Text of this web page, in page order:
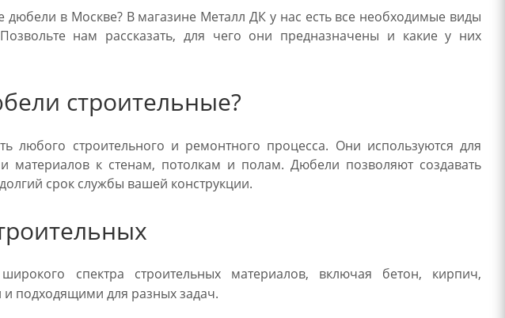
в Москве? В магазине Металл ДК у нас есть все необходимые виды
нам рассказать, для чего они предназначены и какие у них
строительные?
любого строительного и ремонтного процесса. Они используются для
материалов к стенам, потолкам и полам. Дюбели позволяют создавать
срок службы вашей конструкции.
спектра строительных материалов, включая бетон, кирпич,
и подходящими для разных задач.